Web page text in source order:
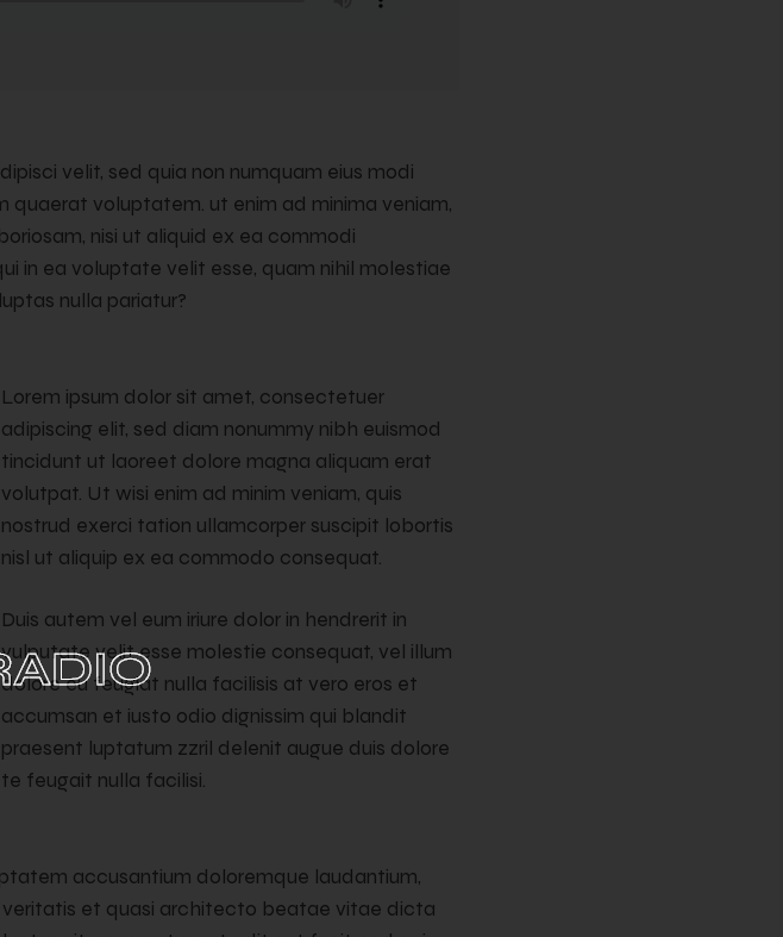
velit, sed quia non numquam eius modi
voluptatem. ut enim ad minima veniam,
nisi ut aliquid ex ea commodi
in ea voluptate velit esse, quam nihil molestiae
nulla pariatur?
Lorem ipsum dolor sit amet, consectetuer
adipiscing elit, sed diam nonummy nibh euismod
tincidunt ut laoreet dolore magna aliquam erat
volutpat. Ut wisi enim ad minim veniam, quis
nostrud exerci tation ullamcorper suscipit lobortis
nisl ut aliquip ex ea commodo consequat.
Duis autem vel eum iriure dolor in hendrerit in
vulputate velit esse molestie consequat, vel illum
dolore eu feugiat nulla facilisis at vero eros et
accumsan et iusto odio dignissim qui blandit
praesent luptatum zzril delenit augue duis dolore
te feugait nulla facilisi.
accusantium doloremque laudantium,
et quasi architecto beatae vitae dicta